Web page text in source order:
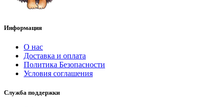
Информация
О нас
Доставка и оплата
Политика Безопасности
Условия соглашения
Служба поддержки